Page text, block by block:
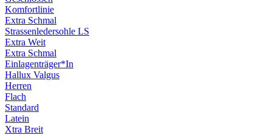
Komfortlinie
Extra Schmal
Strassenledersohle LS
Extra Weit
Extra Schmal
Einlagenträger*In
Hallux Valgus
Herren
Flach
Standard
Latein
Xtra Breit